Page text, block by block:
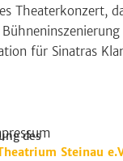
Theaterkonzert,
für Sinatras
des
Steinau